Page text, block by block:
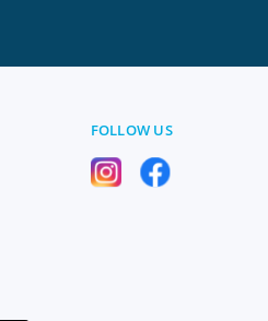
FOLLOW US